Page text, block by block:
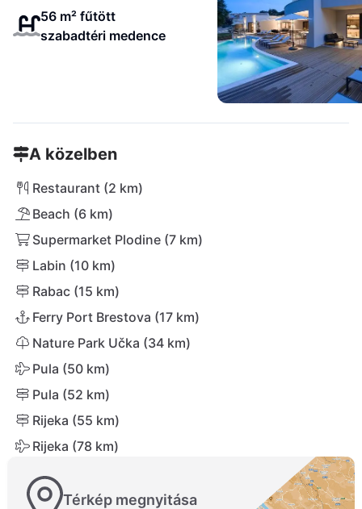
56 m² fűtött
szabadtéri medence
A közelben
Restaurant (2 km)
Beach (6 km)
Supermarket Plodine (7 km)
Labin (10 km)
Rabac (15 km)
Ferry Port Brestova (17 km)
Nature Park Učka (34 km)
Pula (50 km)
Pula (52 km)
Rijeka (55 km)
Rijeka (78 km)
Térkép megnyitása